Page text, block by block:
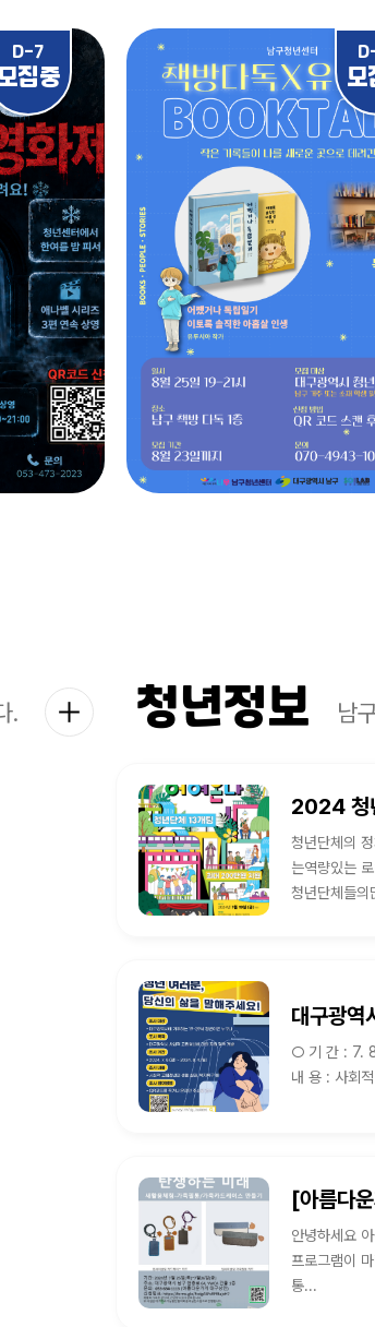
D-7
집중 모
. 청년정보 남
청년단체의
는역량있는 로컬 청년
청년단체들의
대구광역
○ 기 간 : 7. 8.(월) ~ 8.
내 용 : 사회
안녕하세요 아름다운가게 입니다
프로그램이 마련되었습니다. 많은 시민
통...